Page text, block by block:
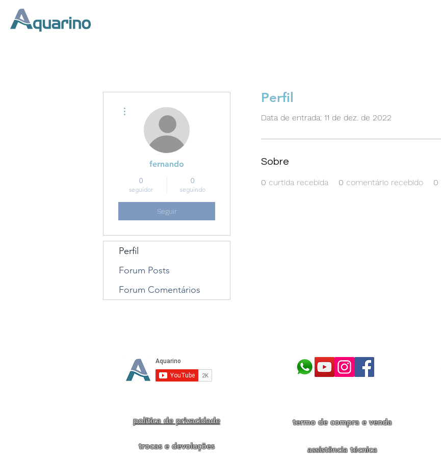
Perfil
Data de entrada: 11 de dez. de 2022
Sobre
0 curtida recebida 0 comentário recebido 0
fernando
0
seguidor
0
seguindo
Seguir
Perfil
Forum Posts
Forum Comentários
política de privacidade
trocas e devoluções
termo de compra e venda
assistência técnica